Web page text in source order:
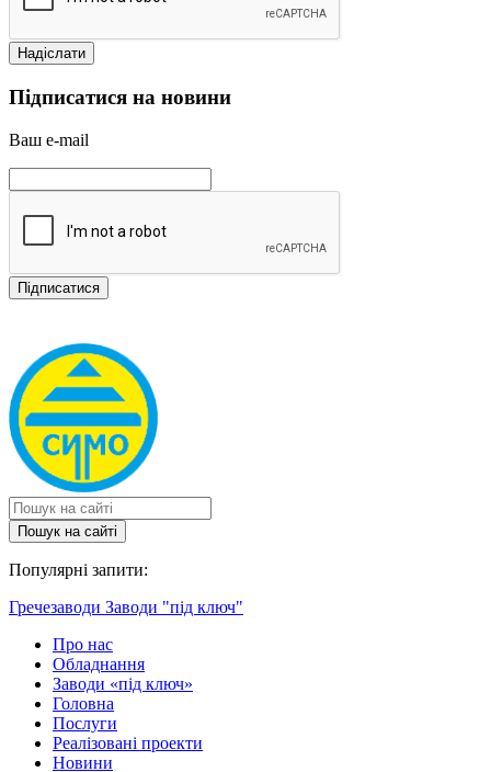
Підписатися на новини
Ваш e-mail
Пошук на сайтi
Популярні запити:
Гречезаводи Заводи "під ключ"
Про нас
Обладнання
Заводи «під ключ»
Головна
Послуги
Реалізовані проекти
Новини